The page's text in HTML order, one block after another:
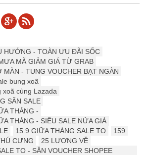
HƯỚNG - TOÀN ƯU ĐÃI SỐC
MÃ GIẢM GIÁ TỪ GRAB
MÀN - TUNG VOUCHER BẠT NGÀN
bung xoã
xoã cùng Lazada
SĂN SALE
THÁNG -
THÁNG - SIÊU SALE NỬA GIÁ
15.9 ️GIỮA THÁNG SALE TO
159
CƯNG
25 LƯƠNG VỀ
TO - SĂN VOUCHER SHOPEE